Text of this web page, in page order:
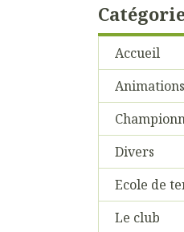
Accueil
Animations
Divers
Ecole de
Le club